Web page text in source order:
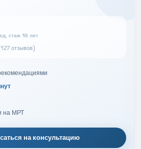
стаж 18 лет
отзывов)
на МРТ
на консультацию